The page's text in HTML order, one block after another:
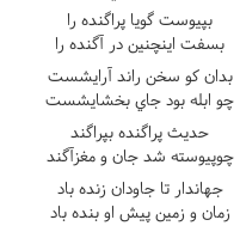
بپيوست گويا پراگنده را
بسفت اينچنين در آگنده را
بدان کو سخن راند آرايشست
چو ابله بود جاي بخشايشست
حديث پراگنده بپراگند
چوپيوسته شد جان و مغزآگند
جهاندار تا جاودان زنده باد
زمان و زمين پيش او بنده باد